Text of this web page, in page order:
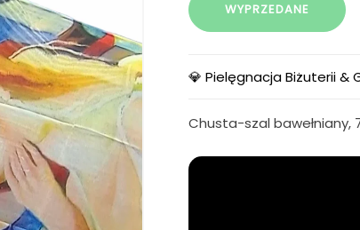
WYPRZEDANE
💎 Pielęgnacja Biżuterii &
Chusta-szal bawełniany,